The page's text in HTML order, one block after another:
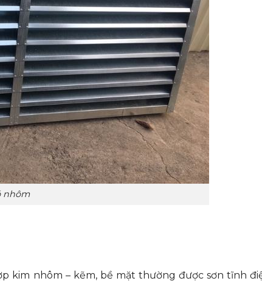
nhôm
kim nhôm – kẽm, bề mặt thường được sơn tĩnh